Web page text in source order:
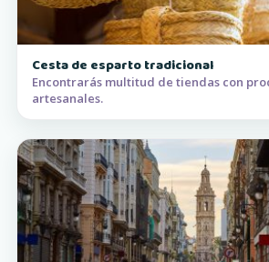
Cesta de esparto tradicional
Encontrarás multitud de tiendas con
artesanales.